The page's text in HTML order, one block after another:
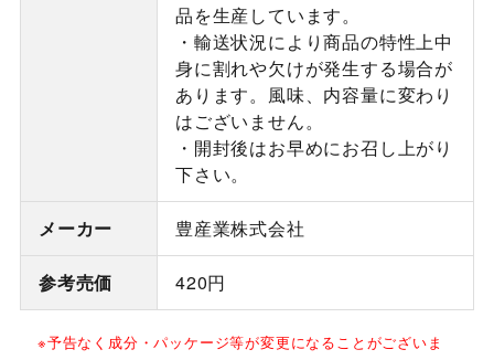
品を生産しています。
・輸送状況により商品の特性上中
身に割れや欠けが発生する場合が
あります。風味、内容量に変わり
はございません。
・開封後はお早めにお召し上がり
下さい。
メーカー 豊産業株式会社
参考売価 420円
※予告なく成分・パッケージ等が変更になることがございま